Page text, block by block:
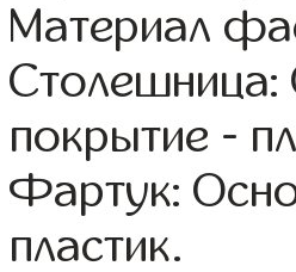
Материал
покрытие -
Фартук:
пластик.